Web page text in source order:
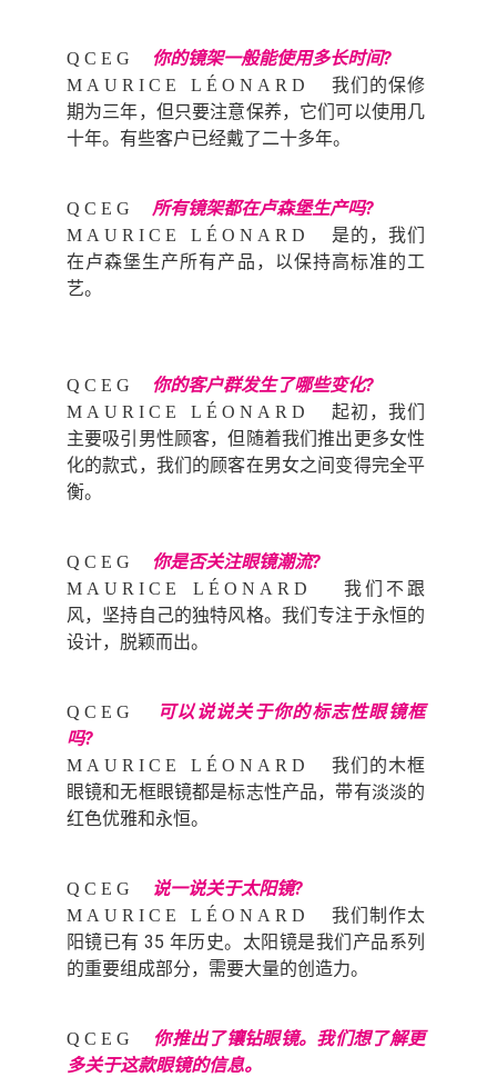
QCEG 你的镜架一般能使用多长时间?
MAURICE LÉONARD
我们的保修
期为三年，但只要注意保养，它们可以使用几
十年。有些客户已经戴了二十多年。
QCEG 所有镜架都在卢森堡生产吗?
MAURICE LÉONARD
是的，我们
在卢森堡生产所有产品，以保持高标准的工
艺。
QCEG 你的客户群发生了哪些变化?
MAURICE LÉONARD
起初，我们
主要吸引男性顾客，但随着我们推出更多女性
化的款式，我们的顾客在男女之间变得完全平
衡。
QCEG 你是否关注眼镜潮流?
MAURICE LÉONARD
我们不跟
风，坚持自己的独特风格。我们专注于永恒的
设计，脱颖而出。
QCEG
可以说说关于你的标志性眼镜框
吗?
MAURICE LÉONARD
我们的木框
眼镜和无框眼镜都是标志性产品，带有淡淡的
红色优雅和永恒。
QCEG 说一说关于太阳镜?
MAURICE LÉONARD
我们制作太
阳镜已有 35 年历史。太阳镜是我们产品系列
的重要组成部分，需要大量的创造力。
QCEG
你推出了镶钻眼镜。我们想了解更
多关于这款眼镜的信息。